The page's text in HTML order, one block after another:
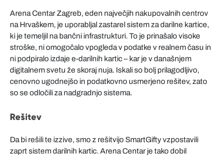
Arena Centar Zagreb, eden največjih nakupovalnih centrov
na Hrvaškem, je uporabljal zastarel sistem za darilne kartice,
ki je temeljil na bančni infrastrukturi. To je prinašalo visoke
stroške, ni omogočalo vpogleda v podatke v realnem času in
ni podpiralo izdaje e-darilnih kartic – kar je v današnjem
digitalnem svetu že skoraj nuja. Iskali so bolj prilagodljivo,
cenovno ugodnejšo in podatkovno usmerjeno rešitev, zato
so se odločili za nadgradnjo sistema.
Rešitev
Da bi rešili te izzive, smo z rešitvijo SmartGifty vzpostavili
zaprt sistem darilnih kartic. Arena Centar je tako dobil